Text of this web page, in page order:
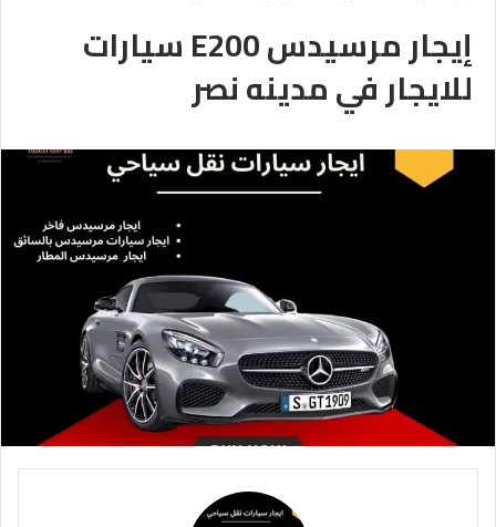
إيجار مرسيدس E200 سيارات
للايجار في مدينه نصر